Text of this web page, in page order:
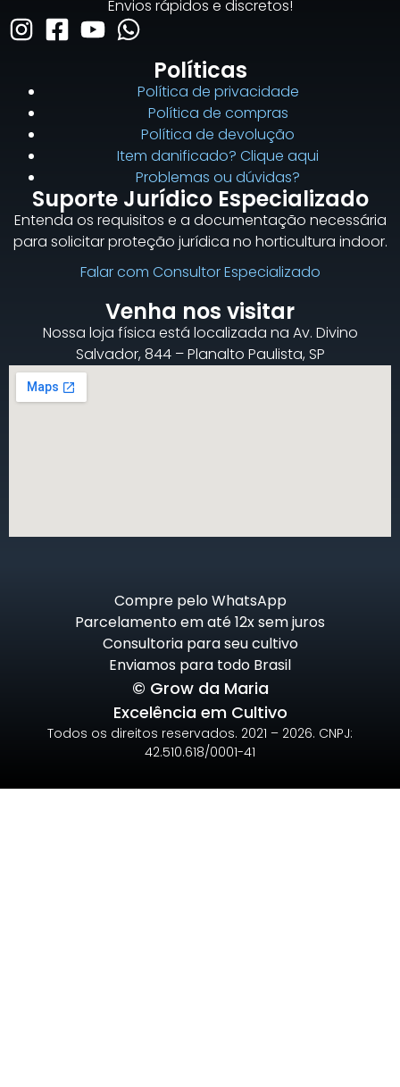
Envios rápidos e discretos!
Políticas
Política de privacidade
Política de compras
Política de devolução
Item danificado? Clique aqui
Problemas ou dúvidas?
Suporte Jurídico Especializado
Entenda os requisitos e a documentação necessária
para solicitar proteção jurídica no horticultura indoor.
Falar com Consultor Especializado
Venha nos visitar
Nossa loja física está localizada na Av. Divino
Salvador, 844 – Planalto Paulista, SP
Compre pelo WhatsApp
Parcelamento em até 12x sem juros
Consultoria para seu cultivo
Enviamos para todo Brasil
© Grow da Maria
Excelência em Cultivo
Todos os direitos reservados. 2021 – 2026. CNPJ:
42.510.618/0001-41